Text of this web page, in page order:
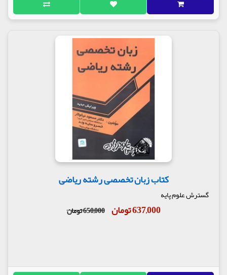
کتاب زبان تخصصی رشته ریاضی
گسترش علوم پایه
637,000 تومان 650,000 تومان